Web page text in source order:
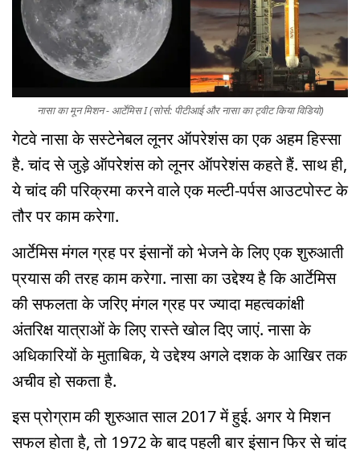
नासा का मून मिशन - आर्टेमिस I (सोर्स: पीटीआई और नासा का ट्वीट किया विडियो)
गेटवे नासा के सस्टेनेबल लूनर ऑपरेशंस का एक अहम हिस्सा
है. चांद से जुड़े ऑपरेशंस को लूनर ऑपरेशंस कहते हैं. साथ ही,
ये चांद की परिक्रमा करने वाले एक मल्टी-पर्पस आउटपोस्ट के
तौर पर काम करेगा.
आर्टेमिस मंगल ग्रह पर इंसानों को भेजने के लिए एक शुरुआती
प्रयास की तरह काम करेगा. नासा का उद्देश्य है कि आर्टेमिस
की सफलता के जरिए मंगल ग्रह पर ज्यादा महत्वकांक्षी
अंतरिक्ष यात्राओं के लिए रास्ते खोल दिए जाएं. नासा के
अधिकारियों के मुताबिक, ये उद्देश्य अगले दशक के आखिर तक
अचीव हो सकता है.
इस प्रोग्राम की शुरुआत साल 2017 में हुई. अगर ये मिशन
सफल होता है, तो 1972 के बाद पहली बार इंसान फिर से चांद